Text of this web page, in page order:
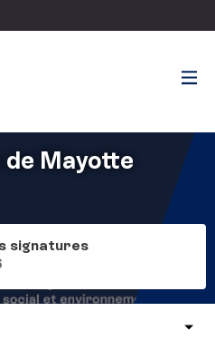
de Mayotte
signatures